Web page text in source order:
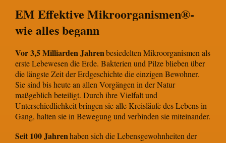
EM Effektive Mikroorganismen®-
wie alles begann
Vor 3,5 Milliarden Jahrenbesiedelten Mikroorganismen als
erste Lebewesen die Erde. Bakterien und Pilze blieben über
die längste Zeit der Erdgeschichte die einzigen Bewohner.
Sie sind bis heute an allen Vorgängen in der Natur
maßgeblich beteiligt. Durch ihre Vielfalt und
Unterschiedlichkeit bringen sie alle Kreisläufe des Lebens in
Gang, halten sie in Bewegung und verbinden sie miteinander.
Seit 100 Jahrenhaben sich die Lebensgewohnheiten der